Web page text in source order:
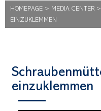
HOMEPAGE > MEDIA CENTER >
EINZUKLEMMEN
einzuklemmen